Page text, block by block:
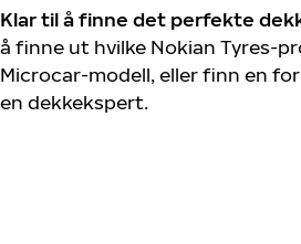
Klar til å finne det perfekte
å finne ut hvilke Nokian Tyres-
Microcar-modell, eller finn en
en dekkekspert.